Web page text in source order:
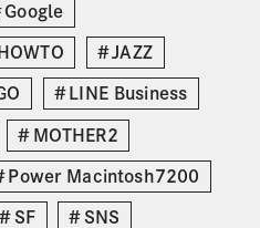
Google
HOWTO JAZZ
LINE Business
MOTHER2
Power Macintosh7200
SF SNS